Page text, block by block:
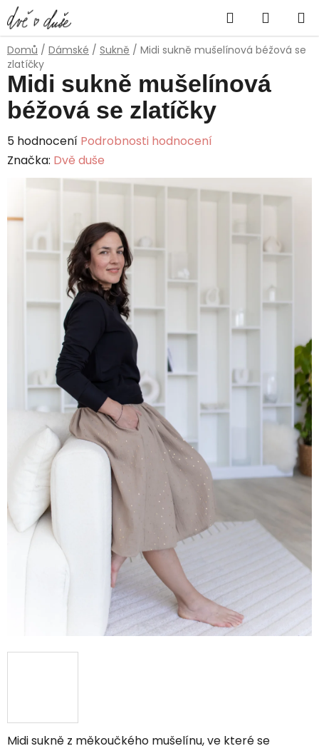
Přejít
na
obsah
Hledat
KOŠÍK
Domů / Dámské / Sukně / Midi sukně mušelínová béžová se
zlatíčky
Midi sukně z měkoučkého mušelínu, ve které se
Midi sukně mušelínová
béžová se zlatíčky
Průměrné
hodnocení
produktu
5,0
5 hodnocení Podrobnosti hodnocení
Značka: Dvě duše